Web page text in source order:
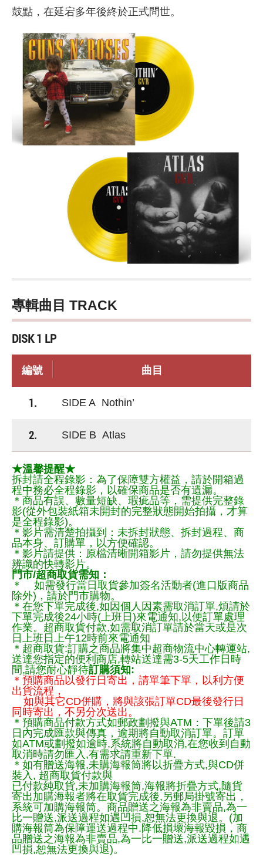
鼓點，在延宕多年後終於正式問世。
專輯曲目 TRACK
DISK 1 LP
編號 曲目
1. SIDE A Nothin’
2. SIDE B Atlas
★溫馨提醒★
拆封請全程錄影：為了保障雙方權益，請於開箱過
程中務必全程錄影，以確保商品是否有遺漏。
＊商品有誤、數量短缺、瑕疵品等，需提供完整錄
影(從外包裝紙箱未開封的完整狀態開始拍攝，才算
是全程錄影)。
＊影片需清楚拍攝到：未拆封狀態、拆封過程、商
品本身、訂購單，以方便確認。
＊影片請提供：原檔清晰開箱影片，請勿提供無法
辨識的快轉影片。
門市/超商取貨需知：
＊ 如需發行當日取貨參加簽名活動者(進口版商品
除外)，請於門市購物。
＊在您下單完成後,如因個人因素需取消訂單,煩請於
下單完成後24小時(上班日)來電通知,以便訂單處理
作業。超商取貨付款,如需取消訂單請於當天或是次
日上班日上午12時前來電通知
＊超商取貨:訂購之商品將集中超商物流中心轉運站,
送達您指定的便利商店,轉站送達需3-5天工作日時
間,請您耐心靜待訂購須知:
＊預購商品以發行日寄出，請單筆下單，以利方便
出貨流程，
如與其它CD併購，將與該張訂單CD最後發行日
同時寄出，不另分次送出。
＊預購商品付款方式如郵政劃撥與ATM：下單後請3
日內完成匯款與傳真，逾期將自動取消訂單。訂單
如ATM或劃撥如逾時,系統將自動取消,在您收到自動
取消時請勿匯入,有需求請重新下單.
＊如有贈送海報,未購海報筒將以折疊方式,與CD併
裝入, 超商取貨付款與
已付款純取貨,未加購海報筒,海報將折疊方式,隨貨
寄出加購海報者將在取貨完成後,另郵局掛號寄出，
系統可加購海報筒。商品贈送之海報為非賣品,為一
比一贈送,派送過程如遇凹損,恕無法更換與退。(加
購海報筒為保障運送過程中.降低損壞海報毀損，商
品贈送之海報為非賣品,為一比一贈送,派送過程如遇
凹損,恕無法更換與退)。